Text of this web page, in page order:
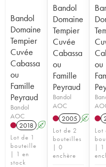
Bandol
Domaine
Tempier
Cuvée
Cabassa
ou
Famille
Peyraud
Bandol
AOC
2018 A
Lot de 1
bouteille
| 1 en
stock
Bandol
Domaine
Tempier
Cuvée
Cabassa
ou
Famille
Peyraud
Bandol
AOC
2005 A
Lot de 2
bouteilles
| 0
enchère
ou
Lot
| 1